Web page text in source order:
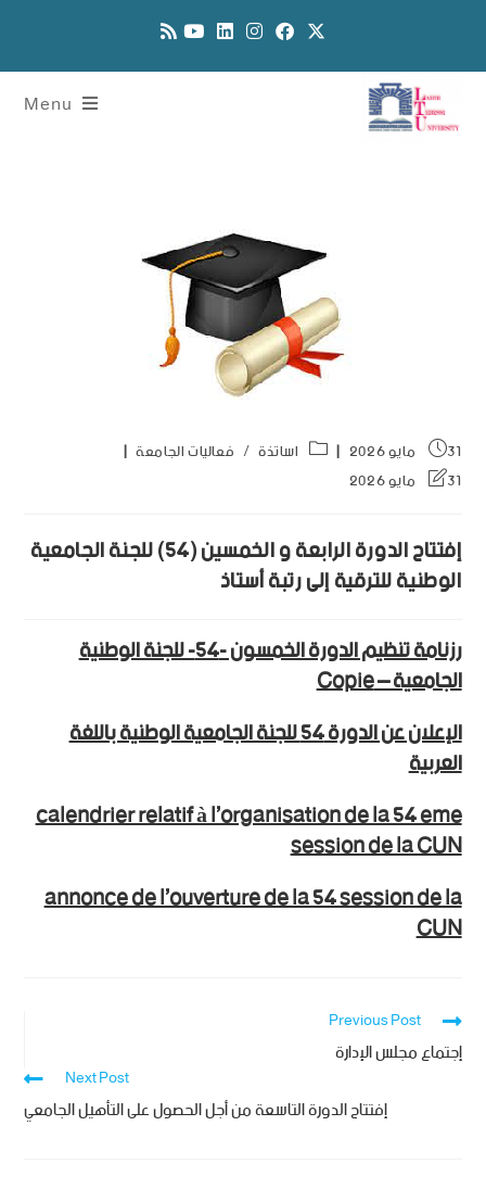
Menu
31 مايو 2026 اساتذة / فعاليات الجامعة
31 مايو 2026
إفتتاح الدورة الرابعة و الخمسين (54) للجنة الجامعية
الوطنية للترقية إلى رتبة أستاذ
رزنامة تنظيم الدورة الخمسون -54- للجنة الوطنية
الجامعية – Copie
الإعلان عن الدورة 54 للجنة الجامعية الوطنية باللغة
العربية
calendrier relatif à l’organisation de la 54 eme
session de la CUN
annonce de l’ouverture de la 54 session de la
CUN
Previous Post
إجتماع مجلس اﻹدارة
Next Post
إفتتاح الدورة التاسعة من أجل الحصول على التأهيل الجامعي